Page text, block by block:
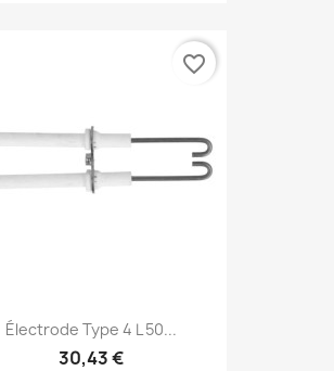
Électrode Type 4 L 50...
30,43 €
favorite_border